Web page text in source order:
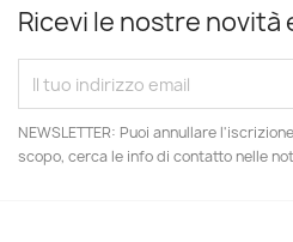
Ricevi le nostre
NEWSLETTER: Puoi annullare
scopo, cerca le info di contatto nelle